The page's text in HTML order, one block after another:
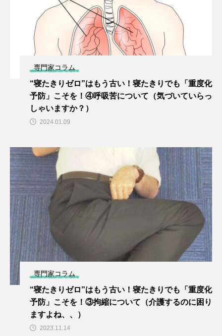
専門家コラム
“寝たきりゼロ”はもう古い！寝たきりでも「重度化
予防」こそを！④呼吸苦について（気づいていらっ
しゃいますか？）
2024.01.09
専門家コラム
“寝たきりゼロ”はもう古い！寝たきりでも「重度化
予防」こそを！③拘縮について（介護するのに困り
ますよね、、）
2023.11.14